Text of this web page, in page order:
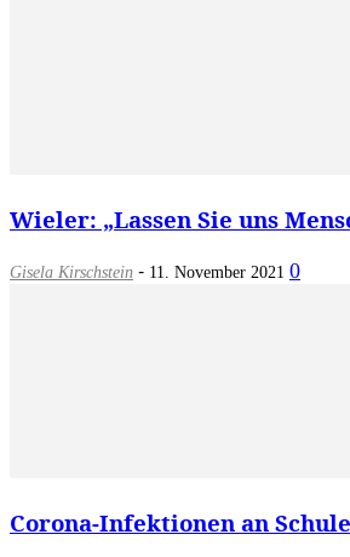
Wieler: „Lassen Sie uns
Gisela Kirschstein - 11. November 2021 0
Corona-Infektionen an